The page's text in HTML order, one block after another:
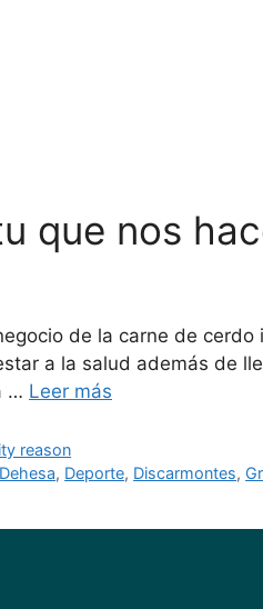
que nos
de la carne de
a la salud además de
… Leer más
reason
Dehesa, Deporte, Discarmontes,